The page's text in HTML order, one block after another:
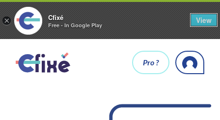
× Cfixé
Free - In Google Play
View
Pro ?